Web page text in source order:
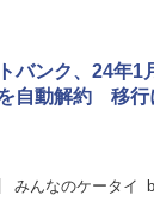
バンク、24年1
自動解約 移行
みんなのケータイ